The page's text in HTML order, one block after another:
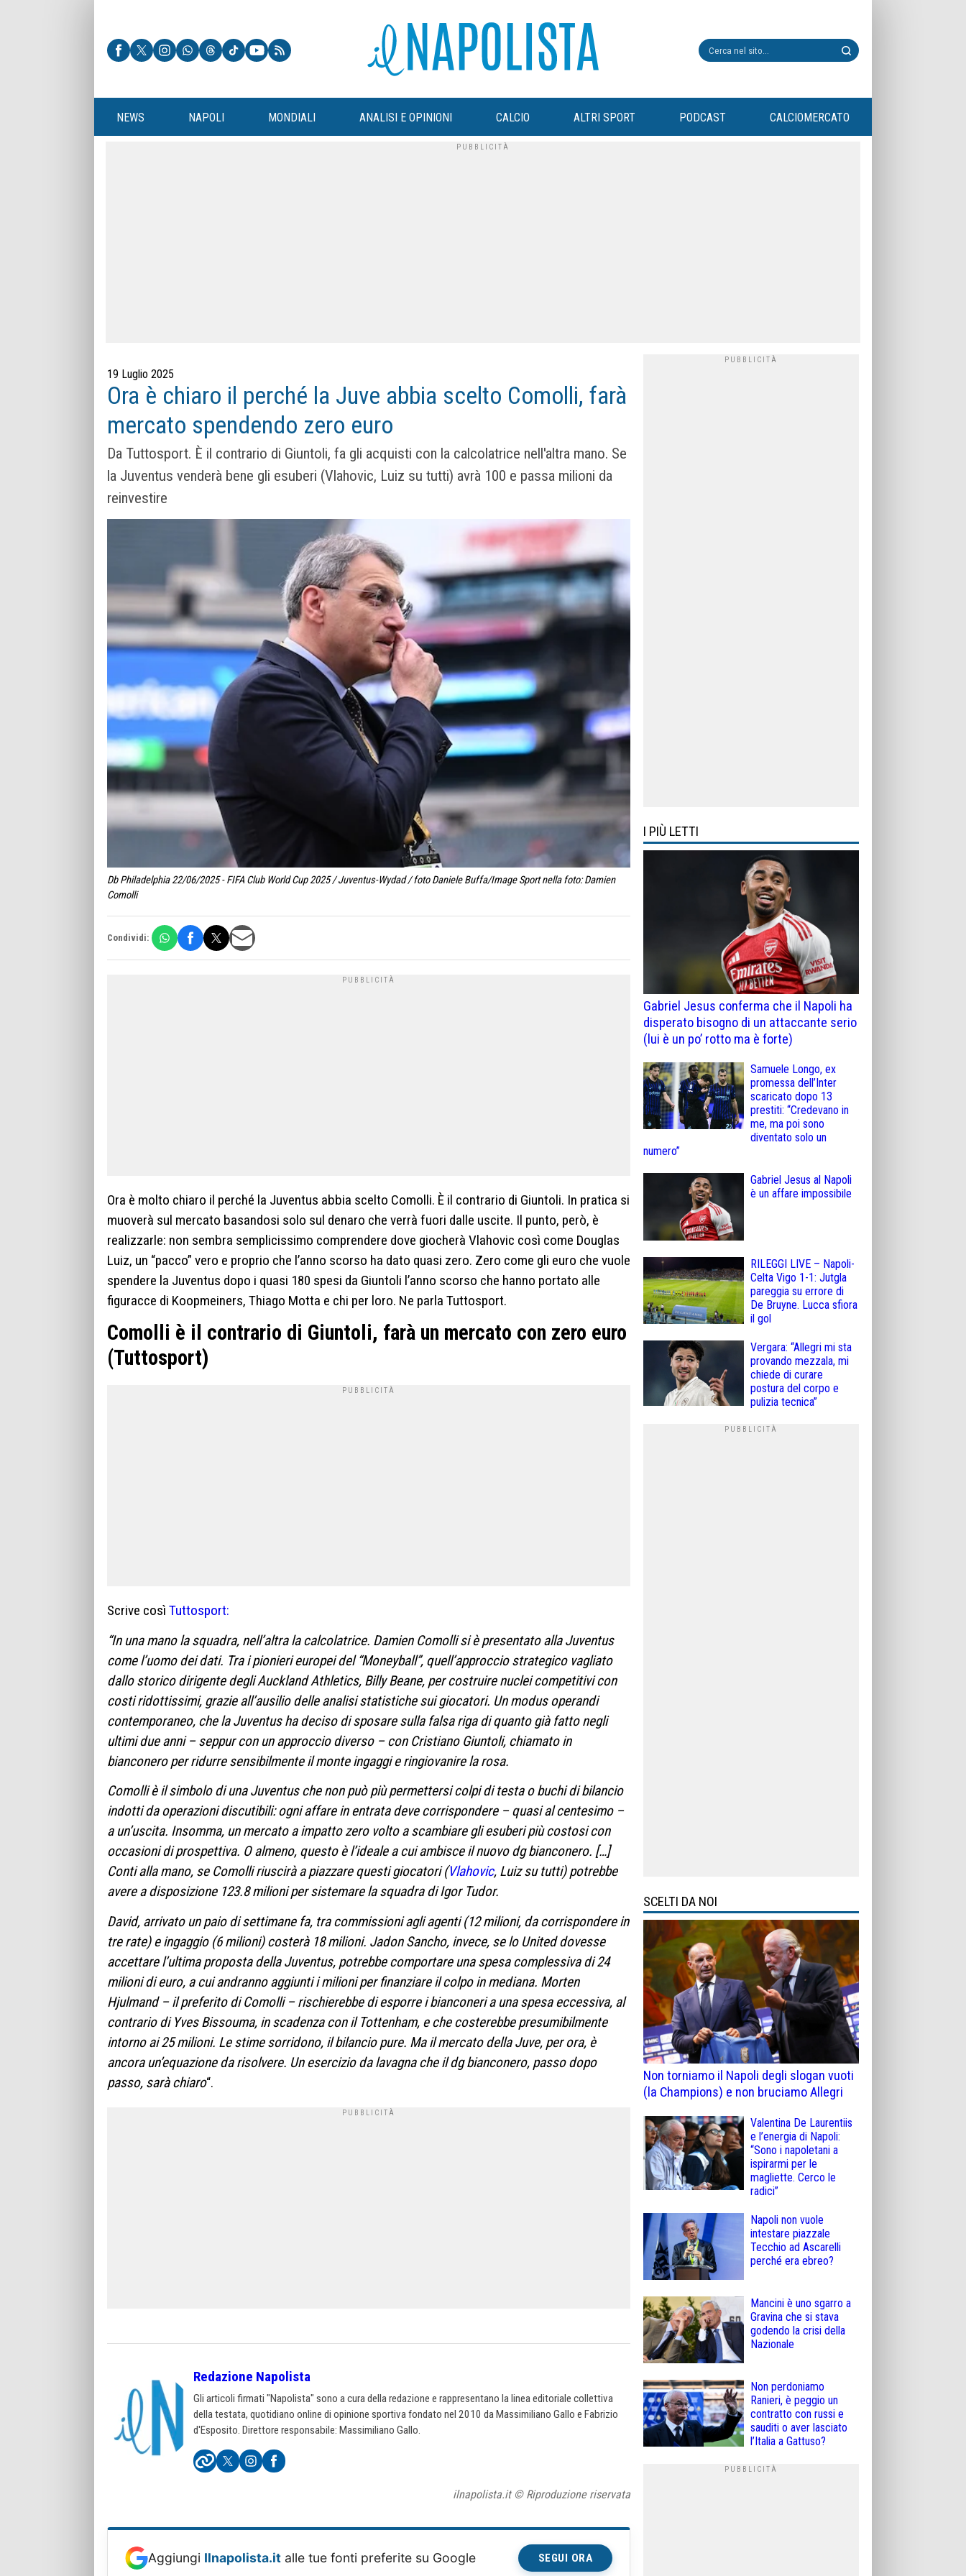
NEWS NAPOLI MONDIALI ANALISI E OPINIONI CALCIO ALTRI SPORT PODCAST CALCIOMERCATO
19 Luglio 2025
Ora è chiaro il perché la Juve abbia scelto Comolli, farà
mercato spendendo zero euro
Da Tuttosport. È il contrario di Giuntoli, fa gli acquisti con la calcolatrice nell'altra mano. Se
la Juventus venderà bene gli esuberi (Vlahovic, Luiz su tutti) avrà 100 e passa milioni da
reinvestire
Db Philadelphia 22/06/2025 - FIFA Club World Cup 2025 / Juventus-Wydad / foto Daniele Buffa/Image Sport nella foto: Damien
Comolli
Condividi:
Ora è molto chiaro il perché la Juventus abbia scelto Comolli. È il contrario di Giuntoli. In pratica si
muoverà sul mercato basandosi solo sul denaro che verrà fuori dalle uscite. Il punto, però, è
realizzarle: non sembra semplicissimo comprendere dove giocherà Vlahovic così come Douglas
Luiz, un “pacco” vero e proprio che l’anno scorso ha dato quasi zero. Zero come gli euro che vuole
spendere la Juventus dopo i quasi 180 spesi da Giuntoli l’anno scorso che hanno portato alle
figuracce di Koopmeiners, Thiago Motta e chi per loro. Ne parla Tuttosport.
Comolli è il contrario di Giuntoli, farà un mercato con zero euro
(Tuttosport)
Scrive così Tuttosport:
“In una mano la squadra, nell’altra la calcolatrice. Damien Comolli si è presentato alla Juventus
come l’uomo dei dati. Tra i pionieri europei del “Moneyball”, quell’approccio strategico vagliato
dallo storico dirigente degli Auckland Athletics, Billy Beane, per costruire nuclei competitivi con
costi ridottissimi, grazie all’ausilio delle analisi statistiche sui giocatori. Un modus operandi
contemporaneo, che la Juventus ha deciso di sposare sulla falsa riga di quanto già fatto negli
ultimi due anni – seppur con un approccio diverso – con Cristiano Giuntoli, chiamato in
bianconero per ridurre sensibilmente il monte ingaggi e ringiovanire la rosa.
Comolli è il simbolo di una Juventus che non può più permettersi colpi di testa o buchi di bilancio
indotti da operazioni discutibili: ogni affare in entrata deve corrispondere – quasi al centesimo –
a un’uscita. Insomma, un mercato a impatto zero volto a scambiare gli esuberi più costosi con
occasioni di prospettiva. O almeno, questo è l’ideale a cui ambisce il nuovo dg bianconero. […]
Conti alla mano, se Comolli riuscirà a piazzare questi giocatori (Vlahovic, Luiz su tutti) potrebbe
avere a disposizione 123.8 milioni per sistemare la squadra di Igor Tudor.
David, arrivato un paio di settimane fa, tra commissioni agli agenti (12 milioni, da corrispondere in
tre rate) e ingaggio (6 milioni) costerà 18 milioni. Jadon Sancho, invece, se lo United dovesse
accettare l’ultima proposta della Juventus, potrebbe comportare una spesa complessiva di 24
milioni di euro, a cui andranno aggiunti i milioni per finanziare il colpo in mediana. Morten
Hjulmand – il preferito di Comolli – rischierebbe di esporre i bianconeri a una spesa eccessiva, al
contrario di Yves Bissouma, in scadenza con il Tottenham, e che costerebbe presumibilmente
intorno ai 25 milioni. Le stime sorridono, il bilancio pure. Ma il mercato della Juve, per ora, è
ancora un’equazione da risolvere. Un esercizio da lavagna che il dg bianconero, passo dopo
passo, sarà chiaro“.
Redazione Napolista
Gli articoli firmati "Napolista" sono a cura della redazione e rappresentano la linea editoriale collettiva
della testata, quotidiano online di opinione sportiva fondato nel 2010 da Massimiliano Gallo e Fabrizio
d'Esposito. Direttore responsabile: Massimiliano Gallo.
ilnapolista.it © Riproduzione riservata
Aggiungi Ilnapolista.it alle tue fonti preferite su Google SEGUI ORA
I PIÙ LETTI
Gabriel Jesus conferma che il Napoli ha
disperato bisogno di un attaccante serio
(lui è un po’ rotto ma è forte)
Samuele Longo, ex
promessa dell’Inter
scaricato dopo 13
prestiti: “Credevano in
me, ma poi sono
diventato solo un
numero”
Gabriel Jesus al Napoli
è un affare impossibile
RILEGGI LIVE – Napoli-
Celta Vigo 1-1: Jutgla
pareggia su errore di
De Bruyne. Lucca sfiora
il gol
Vergara: “Allegri mi sta
provando mezzala, mi
chiede di curare
postura del corpo e
pulizia tecnica”
SCELTI DA NOI
Non torniamo il Napoli degli slogan vuoti
(la Champions) e non bruciamo Allegri
Valentina De Laurentiis
e l’energia di Napoli:
“Sono i napoletani a
ispirarmi per le
magliette. Cerco le
radici”
Napoli non vuole
intestare piazzale
Tecchio ad Ascarelli
perché era ebreo?
Mancini è uno sgarro a
Gravina che si stava
godendo la crisi della
Nazionale
Non perdoniamo
Ranieri, è peggio un
contratto con russi e
sauditi o aver lasciato
l’Italia a Gattuso?